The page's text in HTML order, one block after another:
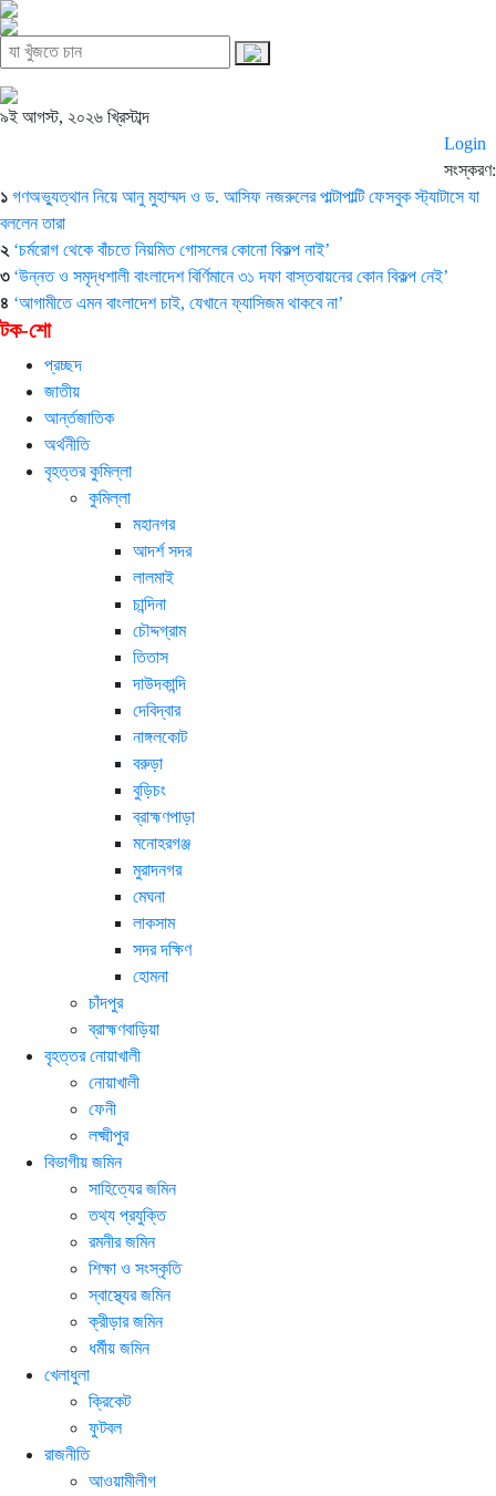
৯ই আগস্ট, ২০২৬ খ্রিস্টাব্দ
Login
সংস্করণ:
১ গণঅভ্যুত্থান নিয়ে আনু মুহাম্মদ ও ড. আসিফ নজরুলের পাল্টাপাল্টি ফেসবুক স্ট্যাটাসে যা
বললেন তারা
২ ‘চর্মরোগ থেকে বাঁচতে নিয়মিত গোসলের কোনো বিকল্প নাই’
৩ ‘উন্নত ও সমৃদ্ধশালী বাংলাদেশ বির্ণিমানে ৩১ দফা বাস্তবায়নের কোন বিকল্প নেই’
৪ ‘আগামীতে এমন বাংলাদেশ চাই, যেখানে ফ্যাসিজম থাকবে না’
টক-শো
প্রচ্ছদ
জাতীয়
আর্ন্তজাতিক
অর্থনীতি
বৃহত্তর কুমিল্লা
কুমিল্লা
মহানগর
আদর্শ সদর
লালমাই
চান্দিনা
চৌদ্দগ্রাম
তিতাস
দাউদকান্দি
দেবিদ্বার
নাঙ্গলকোট
বরুড়া
বুড়িচং
ব্রাহ্মণপাড়া
মনোহরগঞ্জ
মুরাদনগর
মেঘনা
লাকসাম
সদর দক্ষিণ
হোমনা
চাঁদপুর
ব্রাহ্মণবাড়িয়া
বৃহত্তর নোয়াখালী
নোয়াখালী
ফেনী
লক্ষ্মীপুর
বিভাগীয় জমিন
সাহিত্যের জমিন
তথ্য প্রযুক্তি
রমনীর জমিন
শিক্ষা ও সংস্কৃতি
স্বাস্থ্যের জমিন
ক্রীড়ার জমিন
ধর্মীয় জমিন
খেলাধুলা
ক্রিকেট
ফুটবল
রাজনীতি
আওয়ামীলীগ